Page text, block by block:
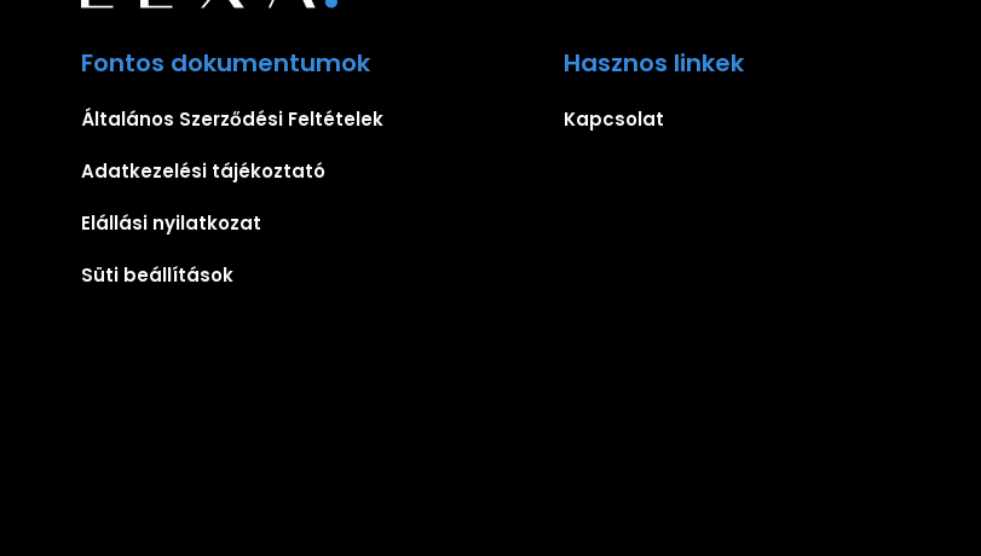
Fontos dokumentumok
Általános Szerződési Feltételek
Adatkezelési tájékoztató
Elállási nyilatkozat
Süti beállítások
Hasznos linkek
Kapcsolat